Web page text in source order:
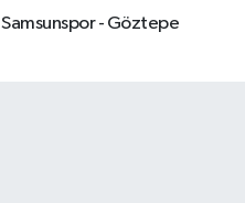
Samsunspor - Göztepe